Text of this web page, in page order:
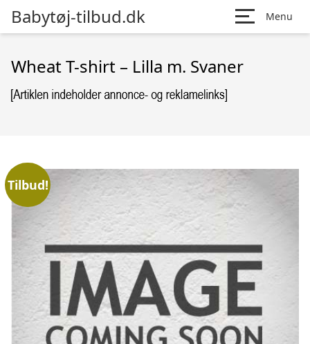
Babytøj-tilbud.dk Menu
Wheat T-shirt – Lilla m. Svaner
Tilbud!